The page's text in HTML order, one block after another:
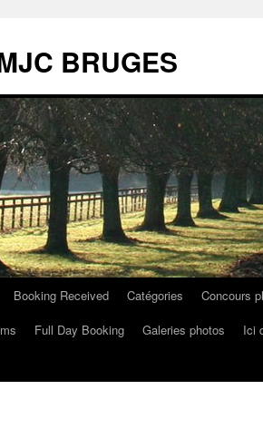
BRUGES
Booking Received Catégories Concours
Full Day Booking Galeries photos Ici